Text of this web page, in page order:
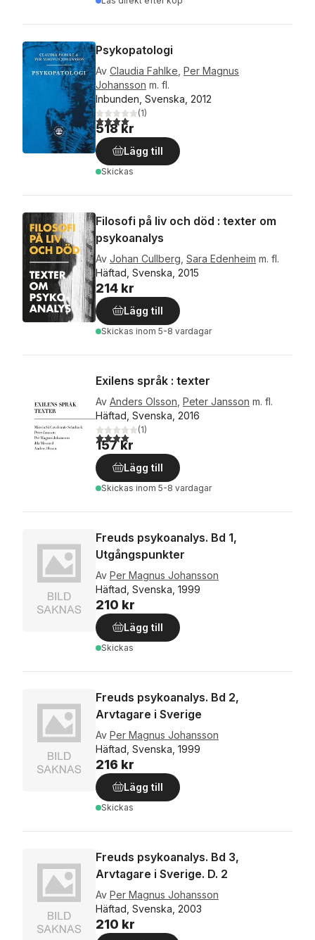
Psykopatologi
Av Claudia Fahlke Per Magnus
Johansson m. fl.
Inbunden, Svenska, 2012
4,0utav 5 stjärnor. Totalt antal röster:
(1)
518 kr
Lägg till
Skickas
Filosofi på liv och död : texter om
psykoanalys
Av Johan Cullberg Sara Edenheim m. fl.
Häftad, Svenska, 2015
214 kr
Lägg till
Skickas inom 5-8 vardagar
Exilens språk : texter
Av Anders Olsson Peter Jansson m. fl.
Häftad, Svenska, 2016
4,0utav 5 stjärnor. Totalt antal röster:
(1)
157 kr
Lägg till
Skickas inom 5-8 vardagar
Freuds psykoanalys. Bd 1,
Utgångspunkter
Av Per Magnus Johansson
Häftad, Svenska, 1999
210 kr
Lägg till
Skickas
Freuds psykoanalys. Bd 2,
Arvtagare i Sverige
Av Per Magnus Johansson
Häftad, Svenska, 1999
216 kr
Lägg till
Skickas
Freuds psykoanalys. Bd 3,
Arvtagare i Sverige. D. 2
Av Per Magnus Johansson
Häftad, Svenska, 2003
210 kr